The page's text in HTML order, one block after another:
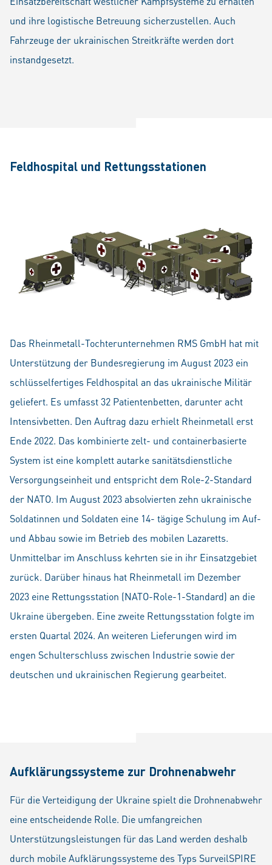
und ihre logistische Betreuung sicherzustellen. Auch
Fahrzeuge der ukrainischen Streitkräfte werden dort
instandgesetzt.
Feldhospital und Rettungsstationen
Das Rheinmetall-Tochterunternehmen RMS GmbH hat mit
Unterstützung der Bundesregierung im August 2023 ein
schlüsselfertiges Feldhospital an das ukrainische Militär
geliefert. Es umfasst 32 Patientenbetten, darunter acht
Intensivbetten. Den Auftrag dazu erhielt Rheinmetall erst
Ende 2022. Das kombinierte zelt- und containerbasierte
System ist eine komplett autarke sanitätsdienstliche
Versorgungseinheit und entspricht dem Role-2-Standard
der NATO. Im August 2023 absolvierten zehn ukrainische
Soldatinnen und Soldaten eine 14- tägige Schulung im Auf-
und Abbau sowie im Betrieb des mobilen Lazaretts.
Unmittelbar im Anschluss kehrten sie in ihr Einsatzgebiet
zurück. Darüber hinaus hat Rheinmetall im Dezember
2023 eine Rettungsstation (NATO-Role-1-Standard) an die
Ukraine übergeben. Eine zweite Rettungsstation folgte im
ersten Quartal 2024. An weiteren Lieferungen wird im
engen Schulterschluss zwischen Industrie sowie der
deutschen und ukrainischen Regierung gearbeitet.
Aufklärungssysteme zur Drohnenabwehr
Für die Verteidigung der Ukraine spielt die Drohnenabwehr
eine entscheidende Rolle. Die umfangreichen
Unterstützungsleistungen für das Land werden deshalb
durch mobile Aufklärungssysteme des Typs SurveilSPIRE